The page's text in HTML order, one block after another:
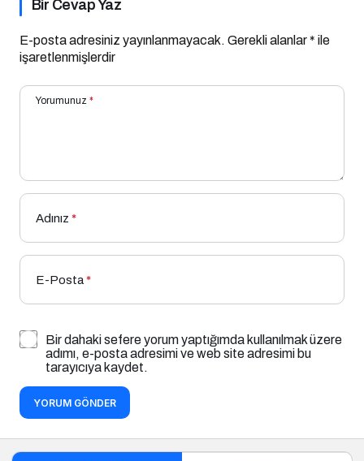
Bir Cevap Yaz
E-posta adresiniz yayınlanmayacak. Gerekli alanlar* ile
işaretlenmişlerdir
Yorumunuz *
Adınız *
E-Posta*
Bir dahaki sefere yorum yaptığımda kullanılmak üzere
adımı, e-posta adresimi ve web site adresimi bu
tarayıcıya kaydet.
YORUM GÖNDER